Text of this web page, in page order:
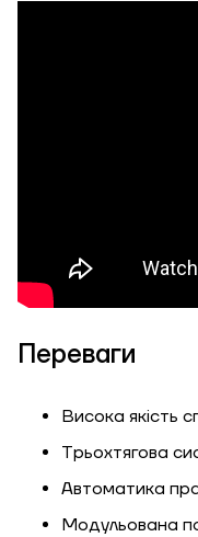
Переваги
Висока якість
Трьохтягова
Автоматика
Модульована